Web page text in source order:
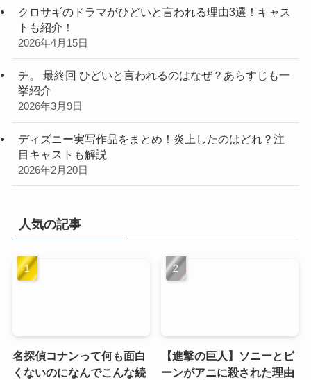
クロサギのドラマがひどいと言われる理由3選！キャス
トも紹介！
2026年4月15日
チ。 最終回 ひどいと言われるのはなぜ？あらすじも一
挙紹介
2026年3月9日
ディズニー実写作品をまとめ！炎上したのはどれ？注
目キャストも解説
2026年2月20日
人気の記事
名探偵コナンって何も面白
くないのになんでこんな続
【進撃の巨人】ソニーとビ
ーンがアニに殺された理由